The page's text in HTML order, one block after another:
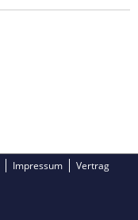
Impressum
Vertrag